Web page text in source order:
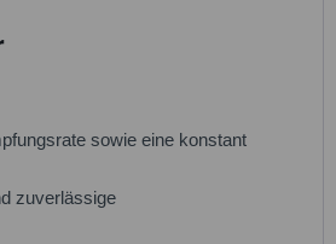
sowie eine konstant
zuverlässige